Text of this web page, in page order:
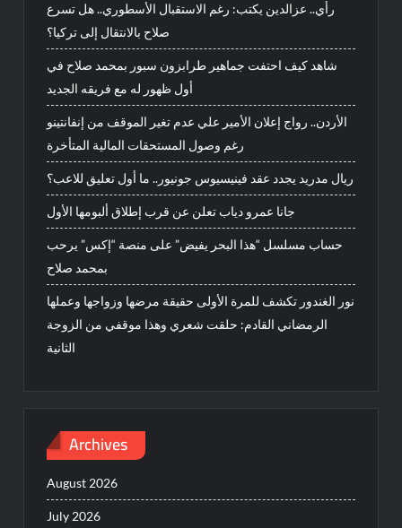
رأي.. عزالدين يكتب: رغم الاستقبال الأسطوري.. هل تسرع
صلاح بالانتقال إلى تركيا؟
شاهد كيف احتفت جماهير طرابزون سبور بمحمد صلاح في
أول ظهور له مع فريقه الجديد
الأردن.. رواج إعلان الأمير علي عدم تغير الموقف من إنفانتينو
رغم وصول المستحقات المالية المتأخرة
ريال مدريد يجدد عقد فينيسيوس جونيور.. ما أول تعليق للاعب؟
جانا عمرو دياب تعلن عن قرب إطلاق ألبومها الأول
حساب مسلسل “هذا البحر يفيض” على منصة “إكس” يرحب
بمحمد صلاح
نور الغندور تكشف للمرة الأولى حقيقة مرضها وزواجها وعملها
الرمضاني القادم: حلقت شعري وهذا موقفي من الزوجة
الثانية
Archives
August 2026
July 2026